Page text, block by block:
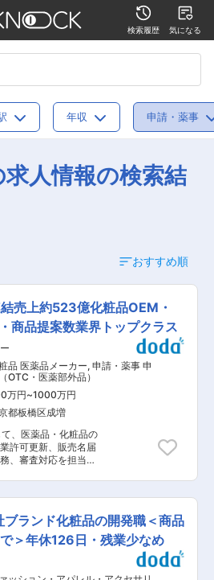
検索履歴 気になる
年収 申請・薬事
人情報の検索結
おすすめ順
売上約523億化粧品OEM・
商品提案数業界トップクラス
品 医薬品メーカー, 申請・薬事 申
OTC・医薬部外品）
万円~1000万円
都板橋区成増
、医薬品・化粧品の
許可更新、販売名届
、審査対応を担当し
どは業界トップクラ
率が高いことが特徴
特定の人に業務負荷
しています。また、
を整理し、残業が長
力：
ブランド化粧品の開発職＜商品
＞年休126日・残業少なめ